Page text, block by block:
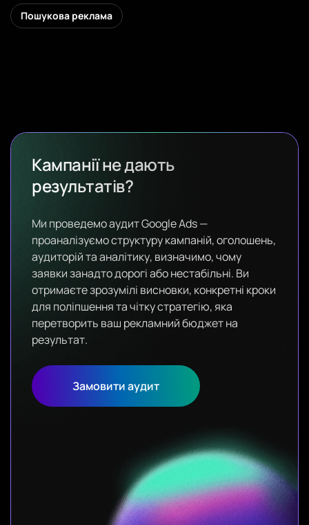
Дивитись
Пошукова реклама
Кампанії не дають
результатів?
Ми проведемо аудит Google Ads —
проаналізуємо структуру кампаній, оголошень,
аудиторій та аналітику, визначимо, чому
заявки занадто дорогі або нестабільні. Ви
отримаєте зрозумілі висновки, конкретні кроки
для поліпшення та чітку стратегію, яка
перетворить ваш рекламний бюджет на
результат.
Замовити аудит